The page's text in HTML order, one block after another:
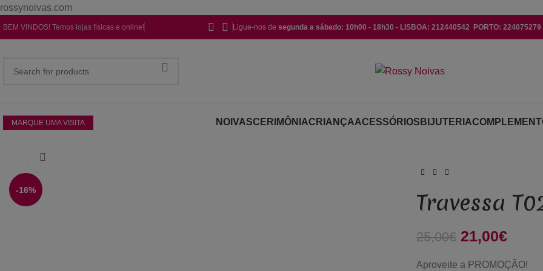
rossynoivas.com
BEM VINDOS! Temos lojas físicas e online! Ligue-nos de segunda a sábado: 10h00 - 18h30 - LISBOA: 212440542 PORTO:
MARQUE UMA VISITA NOIVASCERIMÔNIACRIANÇAACESSÓRIOS BIJUTERIA
-16% Travessa
25,00€ O preço
21,00€
Aproveite a PROMOÇÃO!